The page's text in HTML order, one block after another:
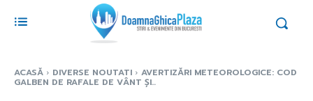
ACASĂ DIVERSE NOUTATI AVERTIZĂRI METEOROLOGICE: COD
GALBEN DE RAFALE DE VÂNT ȘI...